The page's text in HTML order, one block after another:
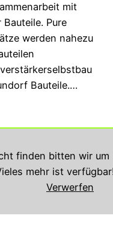
finden bitten wir um
mehr ist
Verwerfen
mit
Pure
werden nahezu
Bauteile.…